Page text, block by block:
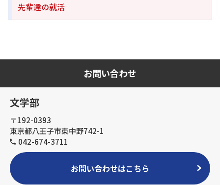
先輩達の就活
お問い合わせ
文学部
〒192-0393
東京都八王子市東中野742-1
042-674-3711
お問い合わせはこちら